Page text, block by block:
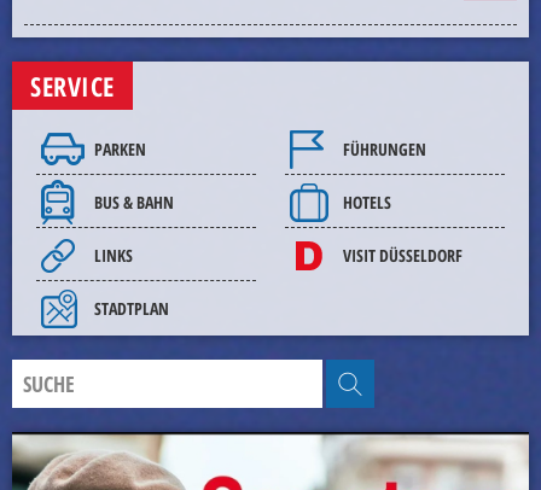
SERVICE
PARKEN
BUS & BAHN
LINKS
STADTPLAN
FÜHRUNGEN
HOTELS
VISIT DÜSSELDORF